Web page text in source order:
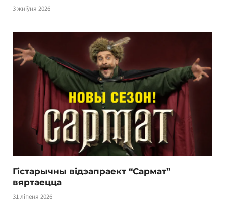
3 жніўня 2026
Гістарычны відэапраект “Сармат”
вяртаецца
31 ліпеня 2026